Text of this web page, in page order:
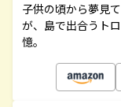
子供の頃から夢見
が、島で出合うト
憶。